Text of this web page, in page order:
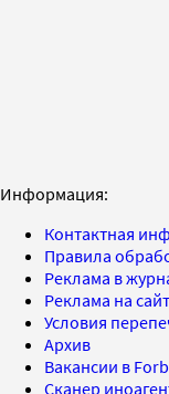
Информация:
Контактная
Правила
Реклама в
Реклама на
Условия
Архив
Вакансии в
Сканер